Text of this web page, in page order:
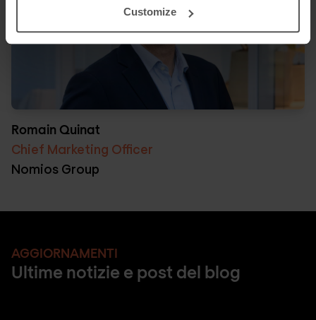
Customize
Romain Quinat
Chief Marketing Officer
Nomios Group
AGGIORNAMENTI
Ultime notizie e post del blog